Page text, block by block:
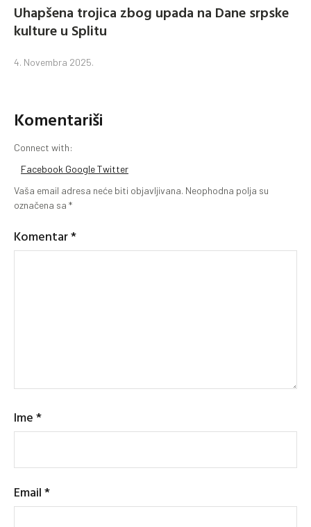
Uhapšena trojica zbog upada na Dane srpske
kulture u Splitu
4. Novembra 2025.
Komentariši
Connect with:
Facebook GoogleTwitter
Vaša email adresa neće biti objavljivana. Neophodna polja su
označena sa *
Komentar*
Ime*
Email*